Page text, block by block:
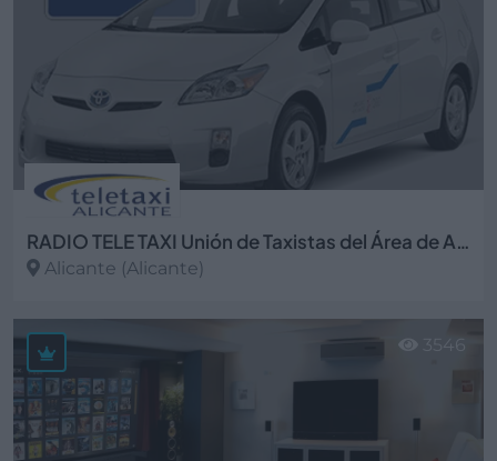
RADIO TELE TAXI Unión de Taxistas del Área de Alicante
Alicante (Alicante)
Ver más
3546